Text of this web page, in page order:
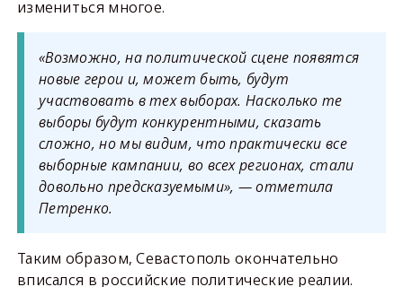
измениться многое.
«Возможно, на политической сцене появятся
новые герои и, может быть, будут
участвовать в тех выборах. Насколько те
выборы будут конкурентными, сказать
сложно, но мы видим, что практически все
выборные кампании, во всех регионах, стали
довольно предсказуемыми», — отметила
Петренко.
Таким образом, Севастополь окончательно
вписался в российские политические реалии.